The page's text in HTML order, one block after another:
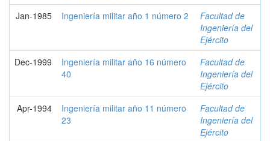
Jan-1985 Ingeniería militar año 1 número 2
Facultad de
Ingeniería del
Ejército
Dec-1999
Ingeniería militar año 16 número
40
Facultad de
Ingeniería del
Ejército
Apr-1994
Ingeniería militar año 11 número
23
Facultad de
Ingeniería del
Ejército